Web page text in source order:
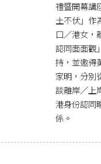
禮暨開幕講
土不伏」作
口／港女，
認同面面觀
持，並邀得
家明，分別
談離岸／上
港身份認同
係。